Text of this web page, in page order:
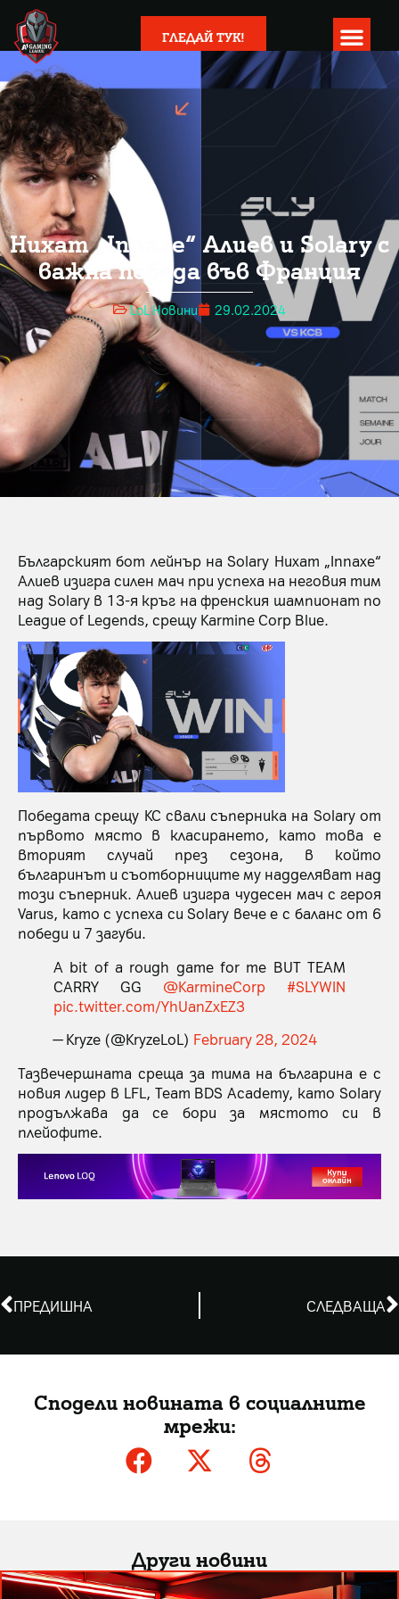
ГЛЕДАЙ ТУК!
Нихат „Innaxe“ Алиев и Solary с
важна победа във Франция
LoL Новини 29.02.2024
Българският бот лейнър на Solary Нихат „Innaxe“
Алиев изигра силен мач при успеха на неговия тим
над Solary в 13-я кръг на френския шампионат по
League of Legends, срещу Karmine Corp Blue.
Победата срещу KC свали съперника на Solary от
първото място в класирането, като това е
вторият случай през сезона, в който
българинът и съотборниците му надделяват над
този съперник. Алиев изигра чудесен мач с героя
Varus, като с успеха си Solary вече е с баланс от 6
победи и 7 загуби.
A bit of a rough game for me BUT TEAM
CARRY GG @KarmineCorp
#SLYWIN
pic.twitter.com/YhUanZxEZ3
— Kryze (@KryzeLoL) February 28, 2024
Тазвечершната среща за тима на българина е с
новия лидер в LFL, Team BDS Academy, като Solary
продължава да се бори за мястото си в
плейофите.
ПРЕДИШНА СЛЕДВАЩА
Сподели новината в социалните
мрежи:
Други новини